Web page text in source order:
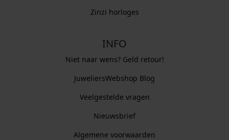
Zinzi horloges
INFO
Niet naar wens? Geld retour!
JuweliersWebshop Blog
Veelgestelde vragen
Nieuwsbrief
Algemene voorwaarden